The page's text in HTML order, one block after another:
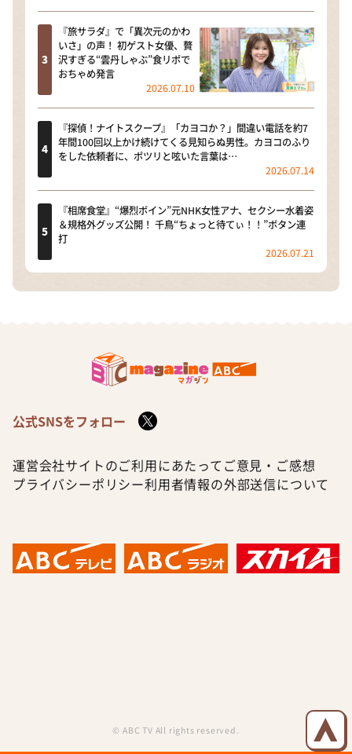
『旅サラダ』で「異次元のかわ
いさ」の声！ 初ゲスト女優、贅
沢すぎる“雲丹しゃぶ”食リポで
おちゃめ発言
2026.07.10
『探偵！ナイトスクープ』「カヨコか？」間違い電話を約7
年間100回以上かけ続けてくる見知らぬ男性。カヨコのふり
をした依頼者に、ポツリと呟いた言葉は…
2026.07.14
『相席食堂』“爆烈ボイン”元NHK女性アナ、セクシー水着姿
＆規格外グッズ公開！ 千鳥“ちょっと待てぃ！！”ボタン連
打
2026.07.21
公式SNSをフォロー
運営会社サイトのご利用にあたって ご意見・ご感想
プライバシーポリシー利用者情報の外部送信について
© ABC TV All rights reserved.